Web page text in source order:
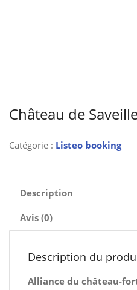
Château de
Catégorie : Listeo booking
Description
Avis (0)
Description du
Alliance du château-